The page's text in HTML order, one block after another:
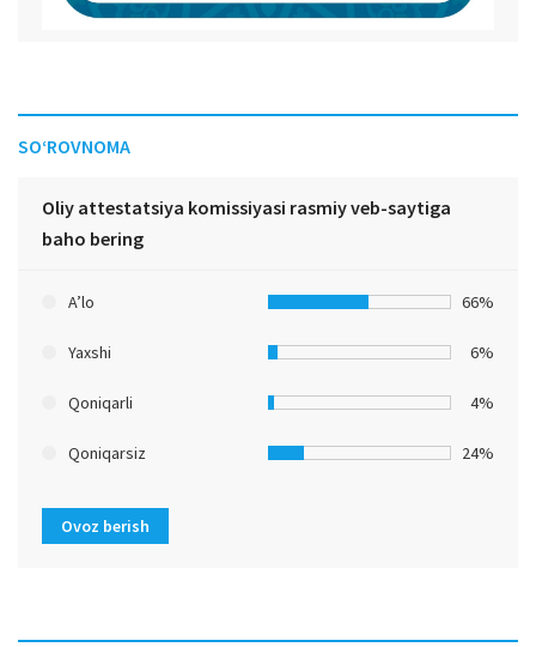
SO‘ROVNOMA
Oliy attestatsiya komissiyasi rasmiy veb-saytiga
baho bering
A’lo 66%
Yaxshi 6%
Qoniqarli 4%
Qoniqarsiz 24%
Ovoz berish